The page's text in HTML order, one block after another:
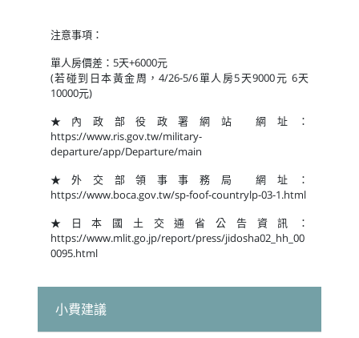
注意事項：
單人房價差：5天+6000元
(若碰到日本黃金周，4/26-5/6單人房5天9000元 6天
10000元)
★內政部役政署網站 網址：
https://www.ris.gov.tw/military-
departure/app/Departure/main
★外交部領事事務局 網址：
https://www.boca.gov.tw/sp-foof-countrylp-03-1.html
★日本國土交通省公告資訊：
https://www.mlit.go.jp/report/press/jidosha02_hh_00
0095.html
小費建議